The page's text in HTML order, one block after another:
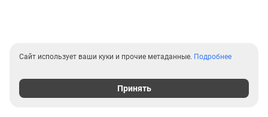
Сайт использует ваши куки и прочие метаданные. Подробнее
Принять